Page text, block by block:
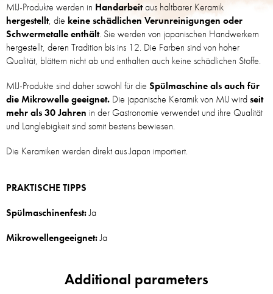
MIJ-Produkte werden in Handarbeitaus haltbarer Keramik
hergestellt, die keine schädlichen Verunreinigungen oder
Schwermetalle enthält. Sie werden von japanischen Handwerkern
hergestellt, deren Tradition bis ins 12. Die Farben sind von hoher
Qualität, blättern nicht ab und enthalten auch keine schädlichen Stoffe.
MIJ-Produkte sind daher sowohl für die Spülmaschine als auch für
die Mikrowelle geeignet. Die japanische Keramik von MIJ wirdseit
mehr als 30 Jahren in der Gastronomie verwendet und ihre Qualität
und Langlebigkeit sind somit bestens bewiesen.
Die Keramiken werden direkt aus Japan importiert.
PRAKTISCHE TIPPS
Spülmaschinenfest:Ja
Mikrowellengeeignet:Ja